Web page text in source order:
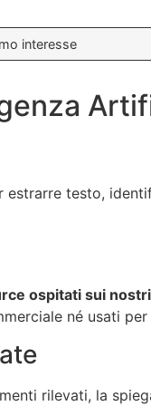
interesse
testo,
ospitati sui
né usati
rilevati, la